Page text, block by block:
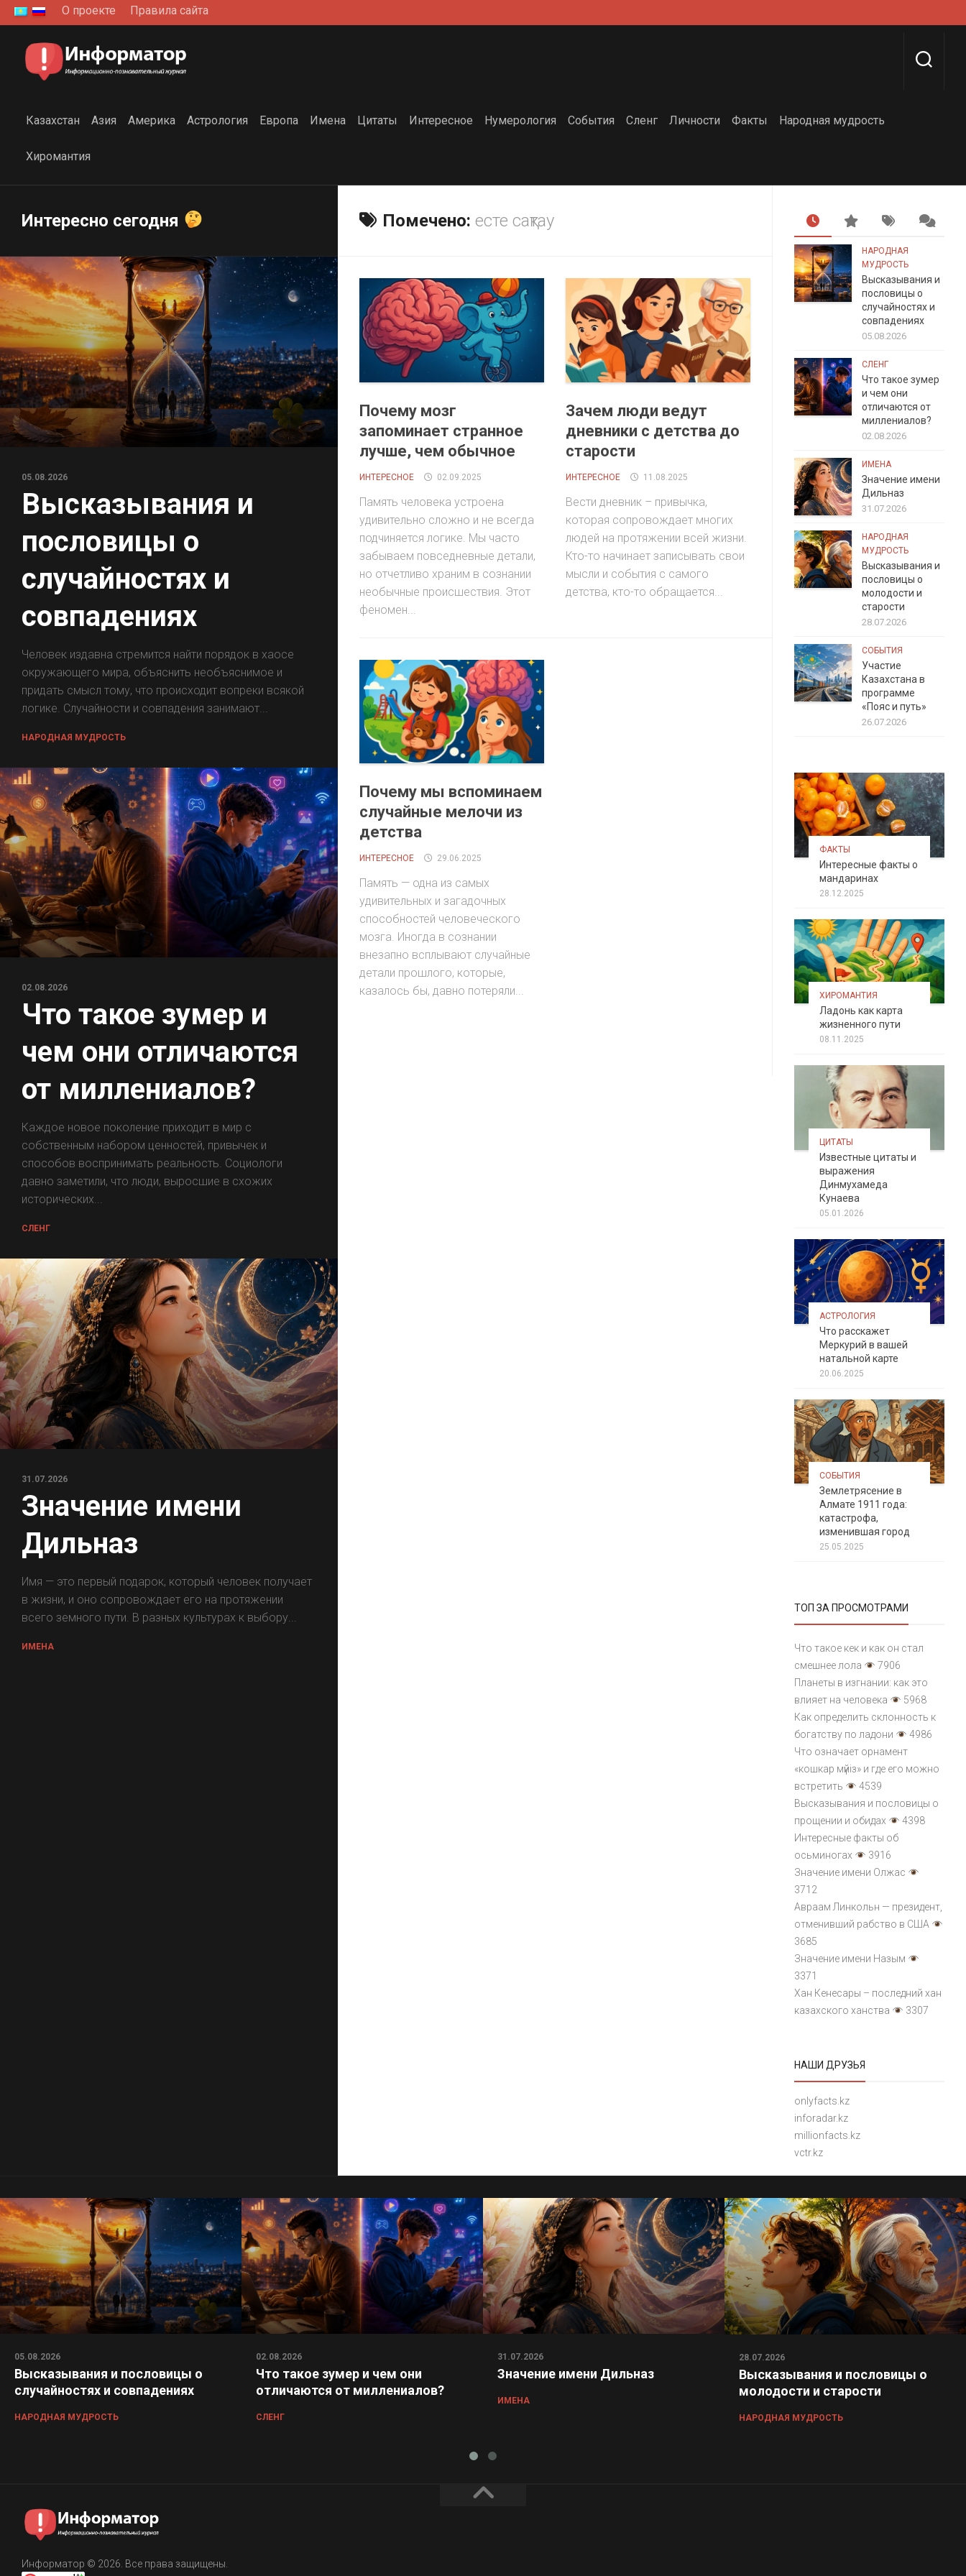
Перейти
к
содержанию
О проекте Правила сайта
Казахстан Азия Америка Астрология Европа Имена Цитаты Интересное Нумерология События Сленг Личности Факты Народная мудрость
Хиромантия
Интересно сегодня
05.08.2026
Высказывания и
пословицы о
случайностях и
совпадениях
Человек издавна стремится найти порядок в хаосе
окружающего мира, объяснить необъяснимое и
придать смысл тому, что происходит вопреки всякой
логике. Случайности и совпадения занимают...
НАРОДНАЯ МУДРОСТЬ
02.08.2026
Что такое зумер и
чем они отличаются
от миллениалов?
Каждое новое поколение приходит в мир с
собственным набором ценностей, привычек и
способов воспринимать реальность. Социологи
давно заметили, что люди, выросшие в схожих
исторических...
СЛЕНГ
31.07.2026
Значение имени
Дильназ
Имя — это первый подарок, который человек получает
в жизни, и оно сопровождает его на протяжении
всего земного пути. В разных культурах к выбору...
ИМЕНА
Помечено:есте сақтау
Почему мозг
запоминает странное
лучше, чем обычное
ИНТЕРЕСНОЕ 02.09.2025
Память человека устроена
удивительно сложно и не всегда
подчиняется логике. Мы часто
забываем повседневные детали,
но отчетливо храним в сознании
необычные происшествия. Этот
феномен...
Зачем люди ведут
дневники с детства до
старости
ИНТЕРЕСНОЕ 11.08.2025
Вести дневник – привычка,
которая сопровождает многих
людей на протяжении всей жизни.
Кто-то начинает записывать свои
мысли и события с самого
детства, кто-то обращается...
Почему мы вспоминаем
случайные мелочи из
детства
ИНТЕРЕСНОЕ 29.06.2025
Память — одна из самых
удивительных и загадочных
способностей человеческого
мозга. Иногда в сознании
внезапно всплывают случайные
детали прошлого, которые,
казалось бы, давно потеряли...
НАРОДНАЯ
МУДРОСТЬ
Высказывания и
пословицы о
случайностях и
совпадениях
05.08.2026
СЛЕНГ
Что такое зумер
и чем они
отличаются от
миллениалов?
02.08.2026
ИМЕНА
Значение имени
Дильназ
31.07.2026
НАРОДНАЯ
МУДРОСТЬ
Высказывания и
пословицы о
молодости и
старости
28.07.2026
СОБЫТИЯ
Участие
Казахстана в
программе
«Пояс и путь»
26.07.2026
ФАКТЫ
Интересные факты о
мандаринах
28.12.2025
ХИРОМАНТИЯ
Ладонь как карта
жизненного пути
08.11.2025
ЦИТАТЫ
Известные цитаты и
выражения
Динмухамеда
Кунаева
05.01.2026
АСТРОЛОГИЯ
Что расскажет
Меркурий в вашей
натальной карте
20.06.2025
СОБЫТИЯ
Землетрясение в
Алмате 1911 года:
катастрофа,
изменившая город
25.05.2025
ТОП ЗА ПРОСМОТРАМИ
Что такое кек и как он стал
смешнее лола
7906
Планеты в изгнании: как это
влияет на человека
5968
Как определить склонность к
богатству по ладони
4986
Что означает орнамент
«кошкар мүйіз» и где его можно
встретить
4539
Высказывания и пословицы о
прощении и обидах
4398
Интересные факты об
осьминогах
3916
Значение имени Олжас
3712
Авраам Линкольн — президент,
отменивший рабство в США
3685
Значение имени Назым
3371
Хан Кенесары – последний хан
казахского ханства
3307
НАШИ ДРУЗЬЯ
onlyfacts.kz
inforadar.kz
millionfacts.kz
vctr.kz
05.08.2026
Высказывания и пословицы о
случайностях и совпадениях
НАРОДНАЯ МУДРОСТЬ
02.08.2026
Что такое зумер и чем они
отличаются от миллениалов?
СЛЕНГ
31.07.2026
Значение имени Дильназ
ИМЕНА
28.07.2026
Высказывания и пословицы о
молодости и старости
НАРОДНАЯ МУДРОСТЬ
Информатор © 2026. Все права защищены.